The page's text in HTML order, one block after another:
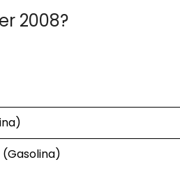
2008?
(Gasolina)